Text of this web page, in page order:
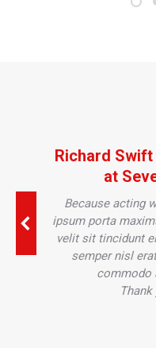
Richard
at
Because acting
ipsum porta
velit sit tincidunt
semper nisl
commodo